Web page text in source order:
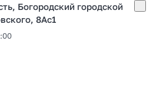
Богородский городской
8Ас1